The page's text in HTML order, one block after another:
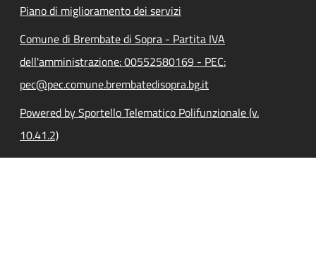
Piano di miglioramento dei servizi
Comune di Brembate di Sopra - Partita IVA
dell'amministrazione: 00552580169 - PEC:
pec@pec.comune.brembatedisopra.bg.it
Powered by Sportello Telematico Polifunzionale (v.
10.41.2)